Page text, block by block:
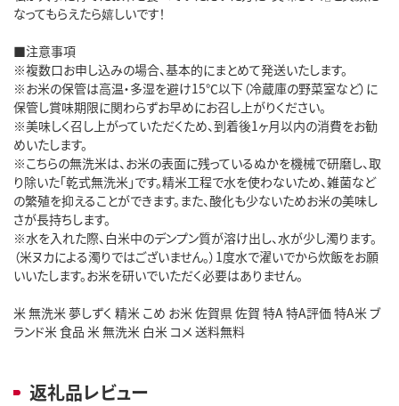
なってもらえたら嬉しいです！
■注意事項
※複数口お申し込みの場合、基本的にまとめて発送いたします。
※お米の保管は高温・多湿を避け15℃以下（冷蔵庫の野菜室など）に
保管し賞味期限に関わらずお早めにお召し上がりください。
※美味しく召し上がっていただくため、到着後1ヶ月以内の消費をお勧
めいたします。
※こちらの無洗米は、お米の表面に残っているぬかを機械で研磨し、取
り除いた「乾式無洗米」です。精米工程で水を使わないため、雑菌など
の繁殖を抑えることができます。また、酸化も少ないためお米の美味し
さが長持ちします。
※水を入れた際、白米中のデンプン質が溶け出し、水が少し濁ります。
（米ヌカによる濁りではございません。）1度水で濯いでから炊飯をお願
いいたします。お米を研いでいただく必要はありません。
米 無洗米 夢しずく 精米 こめ お米 佐賀県 佐賀 特A 特A評価 特A米 ブ
ランド米 食品 米 無洗米 白米 コメ 送料無料
返礼品レビュー